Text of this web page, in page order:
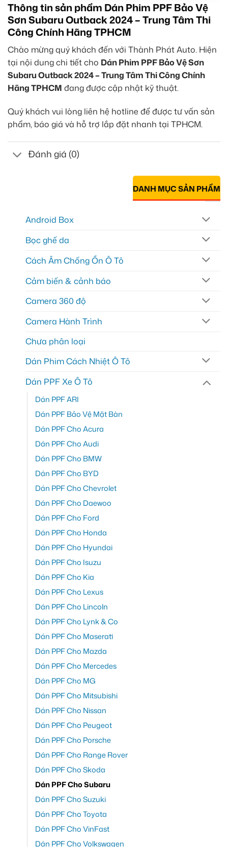
Thông tin sản phẩm Dán Phim PPF Bảo Vệ
Sơn Subaru Outback 2024 – Trung Tâm Thi
Công Chính Hãng TPHCM
Chào mừng quý khách đến với Thành Phát Auto. Hiện
tại nội dung chi tiết cho Dán Phim PPF Bảo Vệ Sơn
Subaru Outback 2024 – Trung Tâm Thi Công Chính
Hãng TPHCM đang được cập nhật kỹ thuật.
Quý khách vui lòng liên hệ hotline để được tư vấn sản
phẩm, báo giá và hỗ trợ lắp đặt nhanh tại TPHCM.
Đánh giá (0)
DANH MỤC SẢN PHẨM
Android Box
Bọc ghế da
Cách Âm Chống Ồn Ô Tô
Cảm biến & cảnh báo
Camera 360 độ
Camera Hành Trình
Chưa phân loại
Dán Phim Cách Nhiệt Ô Tô
Dán PPF Xe Ô Tô
Dán PPF ARI
Dán PPF Bảo Vệ Mặt Bàn
Dán PPF Cho Acura
Dán PPF Cho Audi
Dán PPF Cho BMW
Dán PPF Cho BYD
Dán PPF Cho Chevrolet
Dán PPF Cho Daewoo
Dán PPF Cho Ford
Dán PPF Cho Honda
Dán PPF Cho Hyundai
Dán PPF Cho Isuzu
Dán PPF Cho Kia
Dán PPF Cho Lexus
Dán PPF Cho Lincoln
Dán PPF Cho Lynk & Co
Dán PPF Cho Maserati
Dán PPF Cho Mazda
Dán PPF Cho Mercedes
Dán PPF Cho MG
Dán PPF Cho Mitsubishi
Dán PPF Cho Nissan
Dán PPF Cho Peugeot
Dán PPF Cho Porsche
Dán PPF Cho Range Rover
Dán PPF Cho Skoda
Dán PPF Cho Subaru
Dán PPF Cho Suzuki
Dán PPF Cho Toyota
Dán PPF Cho VinFast
Dán PPF Cho Volkswagen